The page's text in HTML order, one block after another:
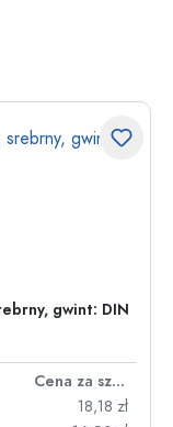
gwint: DIN
Cena za sztukę
18,18 zł